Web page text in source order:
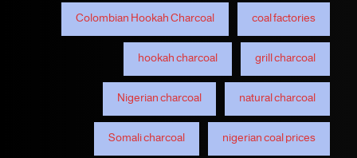
coal factories
Colombian Hookah Charcoal
grill charcoal
hookah charcoal
natural charcoal
Nigerian charcoal
nigerian coal prices
Somali charcoal